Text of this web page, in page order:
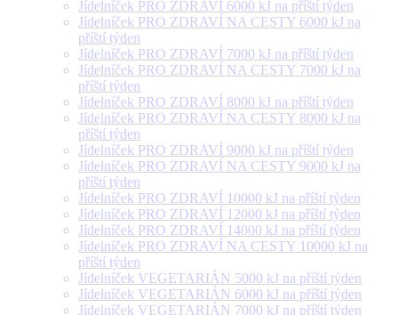
Jídelníček PRO ZDRAVÍ 6000 kJ na příští týden
Jídelníček PRO ZDRAVÍ NA CESTY 6000 kJ na
příští týden
Jídelníček PRO ZDRAVÍ 7000 kJ na příští týden
Jídelníček PRO ZDRAVÍ NA CESTY 7000 kJ na
příští týden
Jídelníček PRO ZDRAVÍ 8000 kJ na příští týden
Jídelníček PRO ZDRAVÍ NA CESTY 8000 kJ na
příští týden
Jídelníček PRO ZDRAVÍ 9000 kJ na příští týden
Jídelníček PRO ZDRAVÍ NA CESTY 9000 kJ na
příští týden
Jídelníček PRO ZDRAVÍ 10000 kJ na příští týden
Jídelníček PRO ZDRAVÍ 12000 kJ na příští týden
Jídelníček PRO ZDRAVÍ 14000 kJ na příští týden
Jídelníček PRO ZDRAVÍ NA CESTY 10000 kJ na
příští týden
Jídelníček VEGETARIÁN 5000 kJ na příští týden
Jídelníček VEGETARIÁN 6000 kJ na příští týden
Jídelníček VEGETARIÁN 7000 kJ na příští týden